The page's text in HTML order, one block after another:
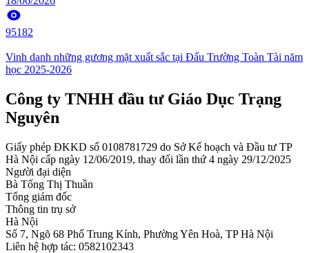
95182
Vinh danh những gương mặt xuất sắc tại Đấu Trường Toàn Tài năm
học 2025-2026
Công ty TNHH đầu tư Giáo Dục Trạng
Nguyên
Giấy phép ĐKKD số 0108781729 do Sở Kế hoạch và Đầu tư TP
Hà Nội cấp ngày 12/06/2019, thay đổi lần thứ 4 ngày 29/12/2025
Người đại diện
Bà Tống Thị Thuần
Tổng giám đốc
Thông tin trụ sở
Hà Nội
Số 7, Ngõ 68 Phố Trung Kính, Phường Yên Hoà, TP Hà Nội
Liên hệ hợp tác: 0582102343